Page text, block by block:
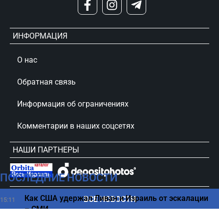
ПОСЛЕДНИЕ НОВОСТИ
15:11
Как США удержал Ливан и Израиль от эскалации
– СМИ
ВСЕ НОВОСТИ
ИНФОРМАЦИЯ
О нас
Обратная связь
Информация об ограничениях
Комментарии в наших соцсетях
НАШИ ПАРТНЕРЫ
сursorinfo.co.il © Все права защищены